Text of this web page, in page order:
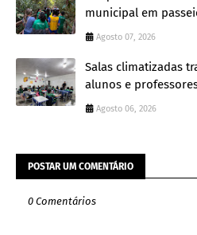
municipal em
Agosto 07, 2026
Salas climatizadas
alunos e
Agosto 06, 2026
POSTAR UM COMENTÁRIO
0 Comentários